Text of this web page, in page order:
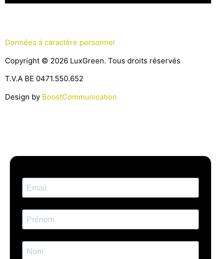
Données à caractère personnel
Copyright © 2026 LuxGreen. Tous droits réservés
T.V.A BE 0471.550.652
Design by BoostCommunication